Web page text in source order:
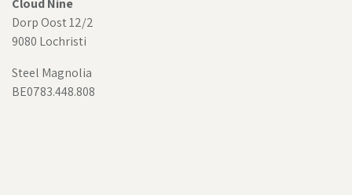
Cloud Nine
Dorp Oost 12/2
9080 Lochristi
Steel Magnolia
BE0783.448.808